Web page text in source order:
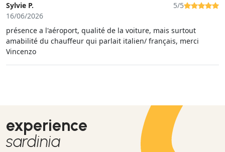
Sylvie P.
16/06/2026
5/5
présence a l'aéroport, qualité de la voiture, mais surtout
amabilité du chauffeur qui parlait italien/ français, merci
Vincenzo
experience
sardinia